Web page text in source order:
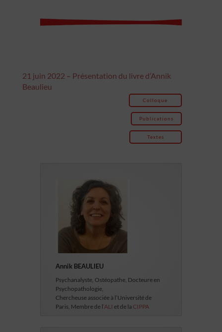
21 juin 2022 – Présentation du livre d’Annik
Beaulieu
Colloque
Publications
Textes
Annik BEAULIEU
Psychanalyste, Ostéopathe, Docteure en
Psychopathologie,
Chercheuse associée à l’Université de
Paris, Membre de l‘ALI et de la CIPPA